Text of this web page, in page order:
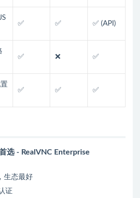
✅ ✅ ✅ (API)
✅ ❌ ✅
✅ ✅ ✅
选 - RealVNC Enterprise
生态最好
证